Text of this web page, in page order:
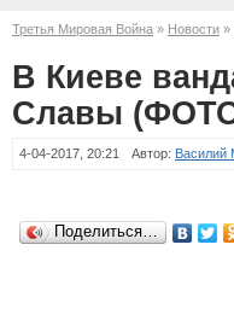
Третья Мировая Война » Новости »
В Киеве
Славы
4-04-2017, 20:21 Автор: Василий
Поделиться…